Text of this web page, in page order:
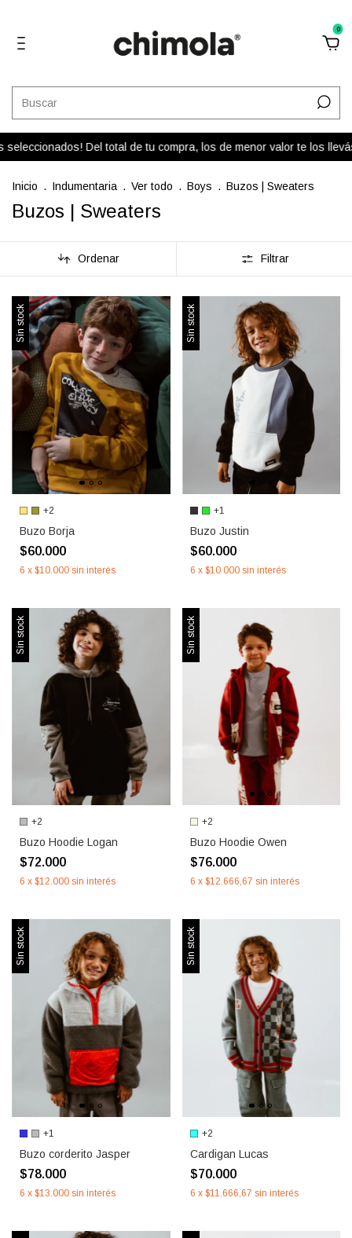
0
Del total de tu compra, los de menor valor te los llevás
Inicio . Indumentaria . Ver todo . Boys . Buzos | Sweaters
Buzos | Sweaters
Ordenar Filtrar
Sin stock
+2
Buzo Borja
$60.000
6 x $10.000 sin interés
Sin stock
+1
Buzo Justin
$60.000
6 x $10.000 sin interés
Sin stock
+2
Buzo Hoodie Logan
$72.000
6 x $12.000 sin interés
Sin stock
+2
Buzo Hoodie Owen
$76.000
6 x $12.666,67 sin interés
Sin stock
+1
Buzo corderito Jasper
$78.000
6 x $13.000 sin interés
Sin stock
+2
Cardigan Lucas
$70.000
6 x $11.666,67 sin interés